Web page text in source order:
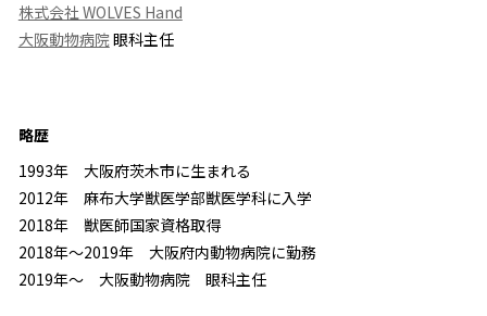
株式会社 WOLVES Hand
大阪動物病院眼科主任
略歴
1993年 大阪府茨木市に生まれる
2012年 麻布大学獣医学部獣医学科に入学
2018年 獣医師国家資格取得
2018年〜2019年 大阪府内動物病院に勤務
2019年〜 大阪動物病院 眼科主任